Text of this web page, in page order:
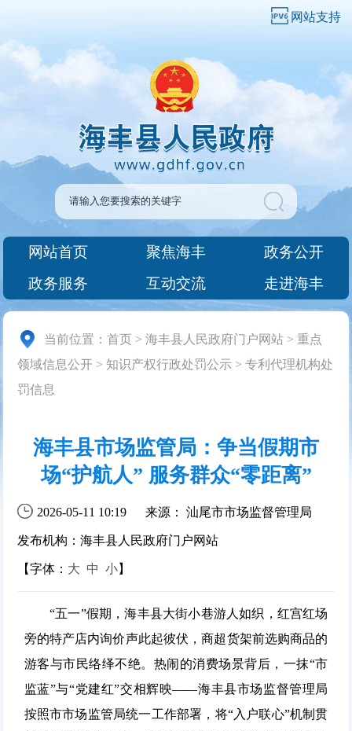
网站支持
网站首页 聚焦海丰
政务公开
政务服务
互动交流 走进海丰
当前位置：首页 >海丰县人民政府门户网站 >重点
领域信息公开 > 知识产权行政处罚公示 >专利代理机构处
罚信息
海丰县市场监管局：争当假期市
场“护航人” 服务群众“零距离”
2026-05-11 10:19 来源： 汕尾市市场监督管理局
发布机构：海丰县人民政府门户网站
【字体： 大 中 小】
“五一”假期，海丰县大街小巷游人如织，红宫红场
旁的特产店内询价声此起彼伏，商超货架前选购商品的
游客与市民络绎不绝。热闹的消费场景背后，一抹“市
监蓝”与“党建红”交相辉映——海丰县市场监督管理局
按照市市场监管局统一工作部署，将“入户联心”机制贯